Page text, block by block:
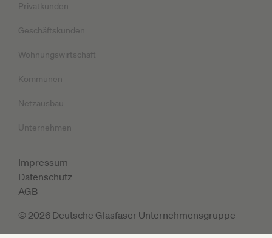
Privatkunden
Geschäftskunden
Wohnungswirtschaft
Kommunen
Netzausbau
Unternehmen
Impressum
Datenschutz
AGB
© 2026 Deutsche Glasfaser Unternehmensgruppe